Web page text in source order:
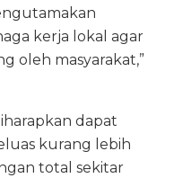
kerja lokal agar
oleh masyarakat,”
dapat
kurang lebih
total sekitar